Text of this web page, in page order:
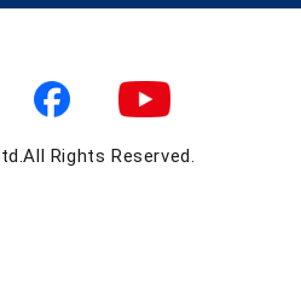
Rights Reserved.